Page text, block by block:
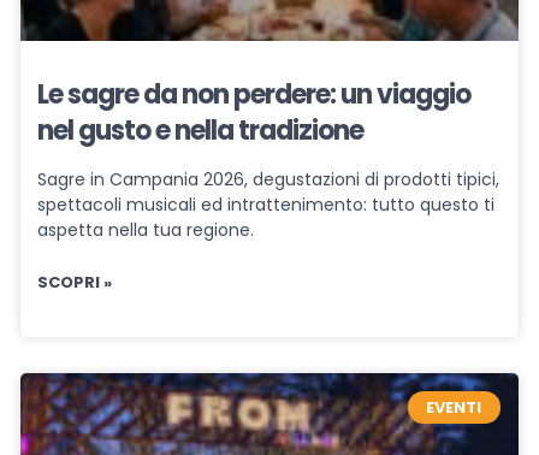
Le sagre da non perdere: un viaggio
nel gusto e nella tradizione
Sagre in Campania 2026, degustazioni di prodotti tipici,
spettacoli musicali ed intrattenimento: tutto questo ti
aspetta nella tua regione.
SCOPRI »
EVENTI